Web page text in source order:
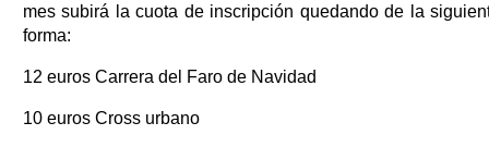
mes subirá la cuota de inscripción quedando de la
forma:
12 euros Carrera del Faro de Navidad
10 euros Cross urbano